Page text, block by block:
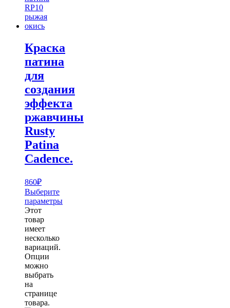
Краска
патина
для
создания
эффекта
ржавчины
Rusty
Patina
Cadence.
860₽
Выберите
параметры
Этот
товар
имеет
несколько
вариаций.
Опции
можно
выбрать
на
странице
товара.